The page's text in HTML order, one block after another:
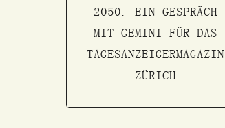
2050. EIN GESPRÄCH
MIT GEMINI FÜR DAS
TAGESANZEIGERMAGAZIN
ZÜRICH